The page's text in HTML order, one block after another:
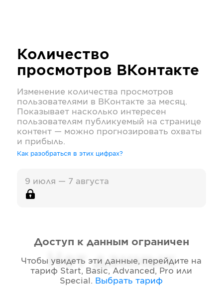
Количество
просмотров ВКонтакте
Изменение количества просмотров
пользователями в ВКонтакте за месяц.
Показывает насколько интересен
пользователям публикуемый на странице
контент — можно прогнозировать охваты
и прибыль.
Как разобраться в этих цифрах?
9 июля — 7 августа
Нет данных
Доступ к данным ограничен
Чтобы увидеть эти данные, перейдите на
тариф Start, Basic, Advanced, Pro или
Special . Выбрать тариф